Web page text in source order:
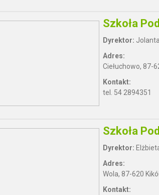
Szkoła
Dyrektor:
Adres:
Ciełuchowo, 87-
Kontakt:
tel. 54 2894351
Szkoła
Dyrektor:
Adres:
Wola, 87-620
Kontakt: